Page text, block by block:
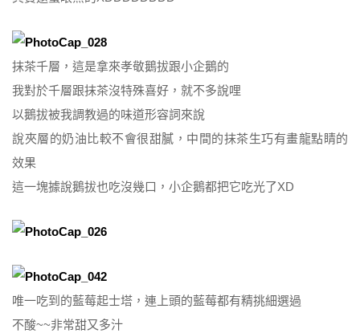
抹茶千層，這是拿來孝敬鵝拔跟小企鵝的
我對於千層跟抹茶沒特殊喜好，就不多說哩
以鵝拔被我調教過的味道形容詞來說
說夾層的奶油比較不會很甜膩，中間的抹茶生巧有畫龍點睛的
效果
這一塊據說鵝拔也吃沒幾口，小企鵝都把它吃光了XD
唯一吃到的藍莓起士塔，連上頭的藍莓都有精挑細選過
不酸~~非常甜又多汁